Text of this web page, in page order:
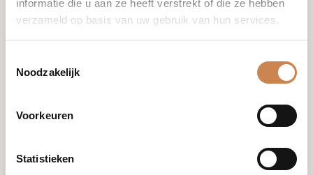
informatie die u aan ze heeft verstrekt of die ze hebben
verzameld op basis van uw gebruik van hun services.
Noodzakelijk
Voorkeuren
Statistieken
Franck
Global